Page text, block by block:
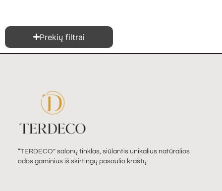
Prekių filtrai
“TERDECO” salonų tinklas, siūlantis unikalius natūralios
odos gaminius iš skirtingų pasaulio kraštų.